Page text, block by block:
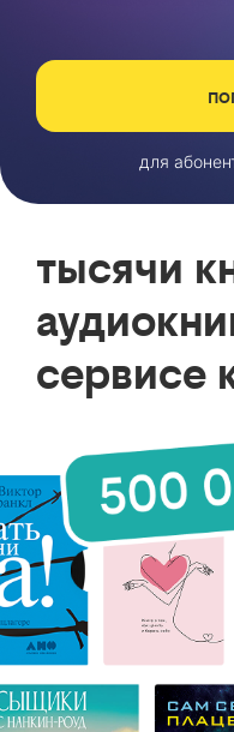
для
тысячи
сервисе